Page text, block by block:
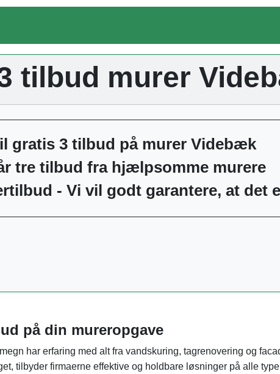
tilbud murer
gratis 3 tilbud på murer Videbæk
tre tilbud fra hjælpsomme murere
- Vi vil godt garantere, at det
på din mureropgave
har erfaring med alt fra vandskuring, tagrenovering og
tilbyder firmaerne effektive og holdbare løsninger på alle